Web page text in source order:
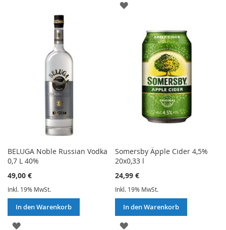
HINZUFÜGEN
ZUR
HINZUFÜGEN
BELUGA Noble Russian Vodka
0,7 L 40%
49,00 €
Inkl. 19% MwSt.
In den Warenkorb
ZUR
Somersby Äpple Cider 4,5%
20x0,33 l
24,99 €
Inkl. 19% MwSt.
In den Warenkorb
ZUR